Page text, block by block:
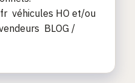
véhicules HO et/ou
BLOG /